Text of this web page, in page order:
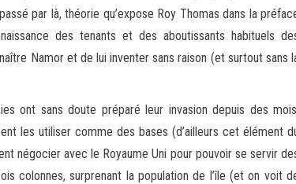
par là, théorie qu’expose Roy Thomas dans la
des tenants et des aboutissants habituels
Namor et de lui inventer sans raison (et surtout sans
ont sans doute préparé leur invasion depuis des
les utiliser comme des bases (d’ailleurs cet élément
négocier avec le Royaume Uni pour pouvoir se servir
colonnes, surprenant la population de l’île (et on voit